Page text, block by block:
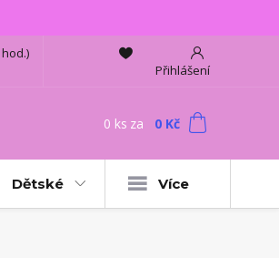
Přihlášení
0 ks za 0 Kč
Dětské Více